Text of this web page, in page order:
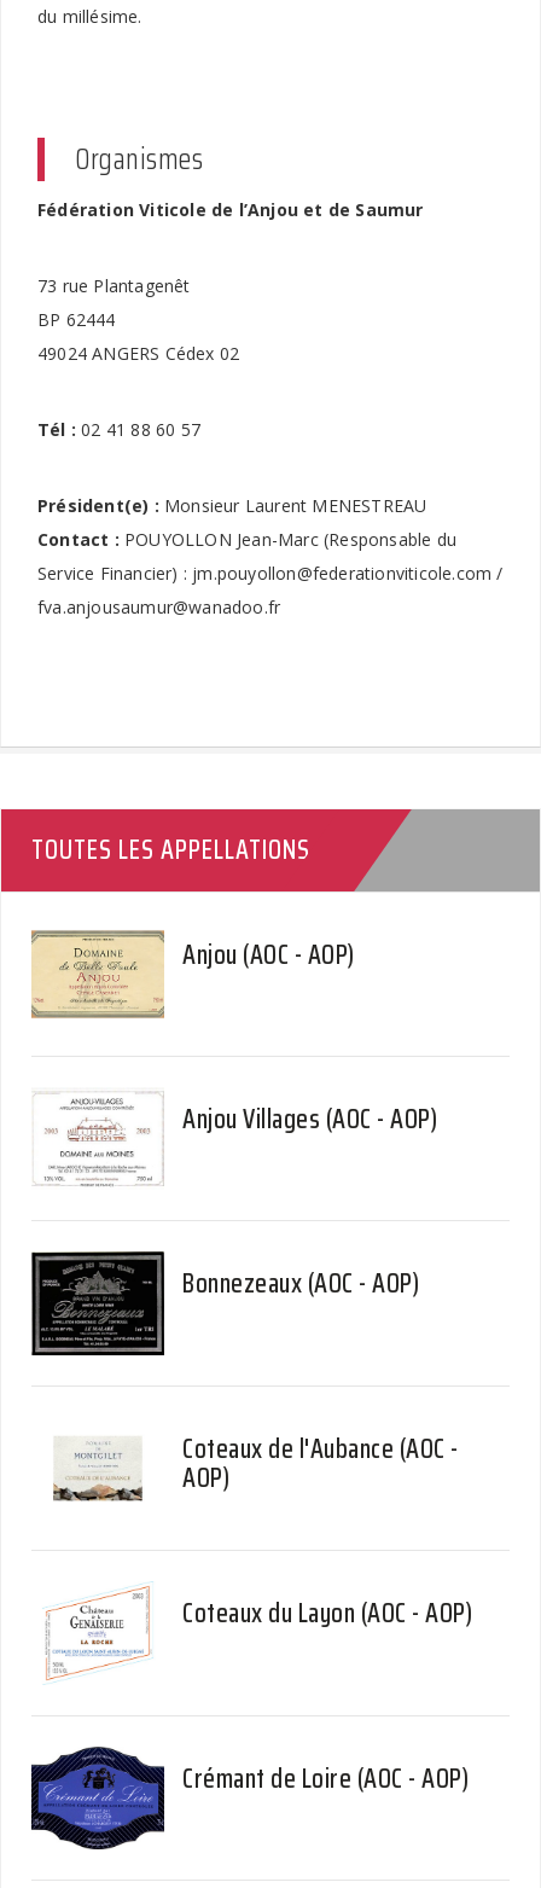
du millésime.
Organismes
Fédération Viticole de l’Anjou et de Saumur
73 rue Plantagenêt
BP 62444
49024 ANGERS Cédex 02
Tél :02 41 88 60 57
Président(e) : Monsieur Laurent MENESTREAU
Contact : POUYOLLON Jean-Marc (Responsable du
Service Financier) : jm.pouyollon@federationviticole.com /
fva.anjousaumur@wanadoo.fr
TOUTES LES APPELLATIONS
Anjou (AOC - AOP)
Anjou Villages (AOC - AOP)
Bonnezeaux (AOC - AOP)
Coteaux de l'Aubance (AOC -
AOP)
Coteaux du Layon (AOC - AOP)
Crémant de Loire (AOC - AOP)